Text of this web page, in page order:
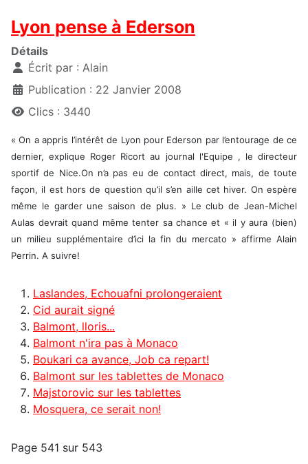
Lyon pense à Ederson
Détails
Écrit par : Alain
Publication : 22 Janvier 2008
Clics : 3440
« On a appris l’intérêt de Lyon pour Ederson par l’entourage de ce
dernier, explique Roger Ricort au journal l'Equipe , le directeur
sportif de Nice.On n’a pas eu de contact direct, mais, de toute
façon, il est hors de question qu’il s’en aille cet hiver. On espère
même le garder une saison de plus. » Le club de Jean-Michel
Aulas devrait quand même tenter sa chance et « il y aura (bien)
un milieu supplémentaire d’ici la fin du mercato » affirme Alain
Perrin. A suivre!
Laslandes, Echouafni prolongeraient
Cid aurait signé
Balmont, lloris...
Balmont n'ira pas à Monaco
Boukari ca avance, Job ca repart!
Balmont sur les tablettes de Monaco
Majstorovic sur les tablettes
Mosquera, ce serait non!
Page 541 sur 543